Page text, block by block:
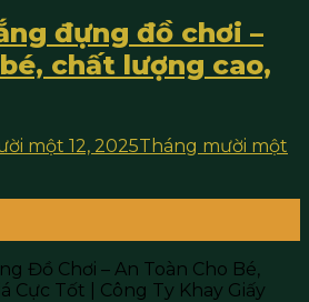
đựng đồ chơi –
chất lượng cao,
một 12, 2025Tháng mười một
Đồ Chơi – An Toàn Cho Bé,
Cực Tốt | Công Ty Khay Giấy